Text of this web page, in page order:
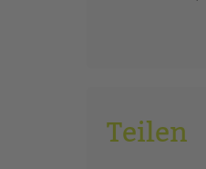
Teilen